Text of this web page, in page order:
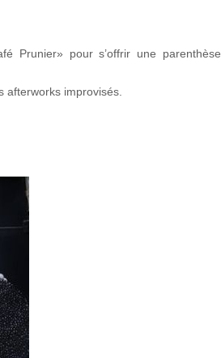
Prunier» pour s’offrir une parenthèse
afterworks improvisés.